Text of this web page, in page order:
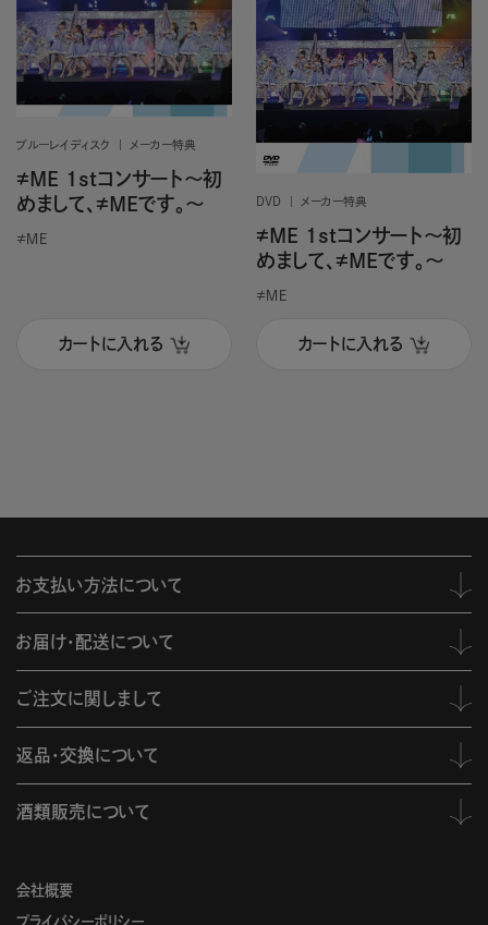
ブルーレイディスク メーカー特典
≠ME 1stコンサート～初
めまして、≠MEです。～
≠ＭＥ
カートに入れる
DVD メーカー特典
≠ME 1stコンサート～初
めまして、≠MEです。～
≠ＭＥ
カートに入れる
会社概要
プライバシーポリシー
お支払い方法について
お届け・配送について
ご注文に関しまして
返品・交換について
酒類販売について